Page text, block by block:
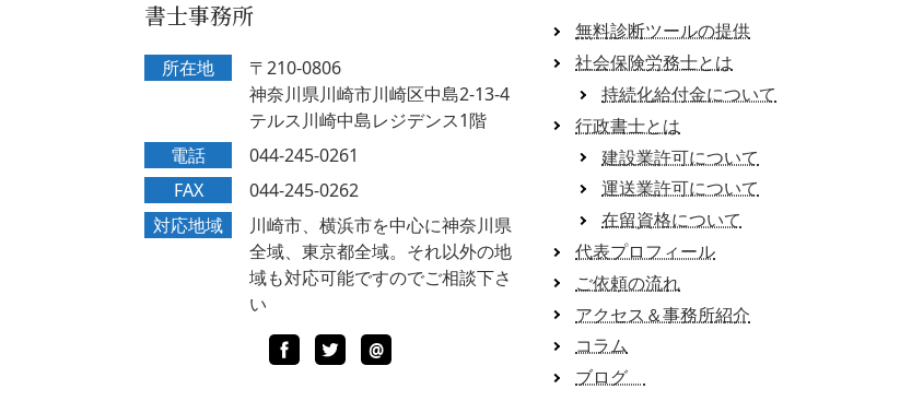
書士事務所
所在地
〒210-0806
神奈川県川崎市川崎区中島2-13-4
テルス川崎中島レジデンス1階
電話
044-245-0261
FAX
044-245-0262
対応地域
川崎市、横浜市を中心に神奈川県
全域、東京都全域。それ以外の地
域も対応可能ですのでご相談下さ
い
Facebook
Twitter
LINE
@
無料診断ツールの提供
社会保険労務士とは
持続化給付金について
行政書士とは
建設業許可について
運送業許可について
在留資格について
代表プロフィール
ご依頼の流れ
アクセス＆事務所紹介
コラム
ブログ